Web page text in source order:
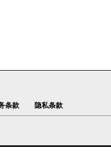
条款 隐私条款